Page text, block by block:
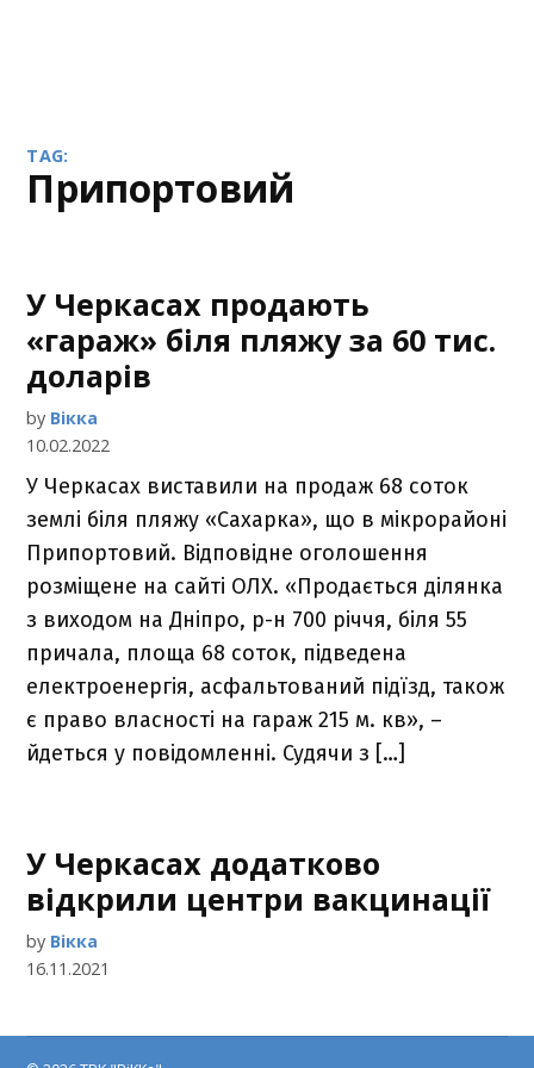
TAG:
Припортовий
У Черкасах продають
«гараж» біля пляжу за 60 тис.
доларів
by Вікка
10.02.2022
У Черкасах виставили на продаж 68 соток
землі біля пляжу «Сахарка», що в мікрорайоні
Припортовий. Відповідне оголошення
розміщене на сайті ОЛХ. «Продається ділянка
з виходом на Дніпро, р-н 700 річчя, біля 55
причала, площа 68 соток, підведена
електроенергія, асфальтований підїзд, також
є право власності на гараж 215 м. кв», –
йдеться у повідомленні. Судячи з […]
У Черкасах додатково
відкрили центри вакцинації
by Вікка
16.11.2021